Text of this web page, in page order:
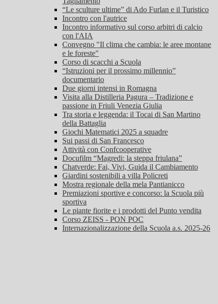
“Le sculture ultime” di Ado Furlan e il Turistico
Incontro con l'autrice
Incontro informativo sul corso arbitri di calcio
con l'AIA
Convegno "Il clima che cambia: le aree montane
e le foreste"
Corso di scacchi a Scuola
“Istruzioni per il prossimo millennio”
documentario
Due giorni intensi in Romagna
Visita alla Distilleria Pagura – Tradizione e
passione in Friuli Venezia Giulia
Tra storia e leggenda: il Tocai di San Martino
della Battaglia
Giochi Matematici 2025 a squadre
Sui passi di San Francesco
Attività con Confcooperative
Docufilm “Magredi: la steppa friulana”
Chatverde: Fai, Vivi, Guida il Cambiamento
Giardini sostenibili a villa Policreti
Mostra regionale della mela Pantianicco
Premiazioni sportive e concorso: la Scuola più
sportiva
Le piante fiorite e i prodotti del Punto vendita
Corso ZEISS - PON POC
Internazionalizzazione della Scuola a.s. 2025-26